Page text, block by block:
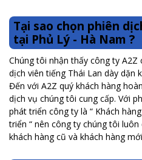
Tại sao chọn phiên
tại Phủ Lý - Hà Nam ?
Chúng tôi nhận thấy công ty A2Z
dịch viên tiếng Thái Lan dày dặn
Đến với A2Z quý khách hàng
dịch vụ chúng tôi cung cấp. Với
phát triển công ty là “ Khách
triển “ nên công ty chúng tôi
khách hàng cũ và khách hàng